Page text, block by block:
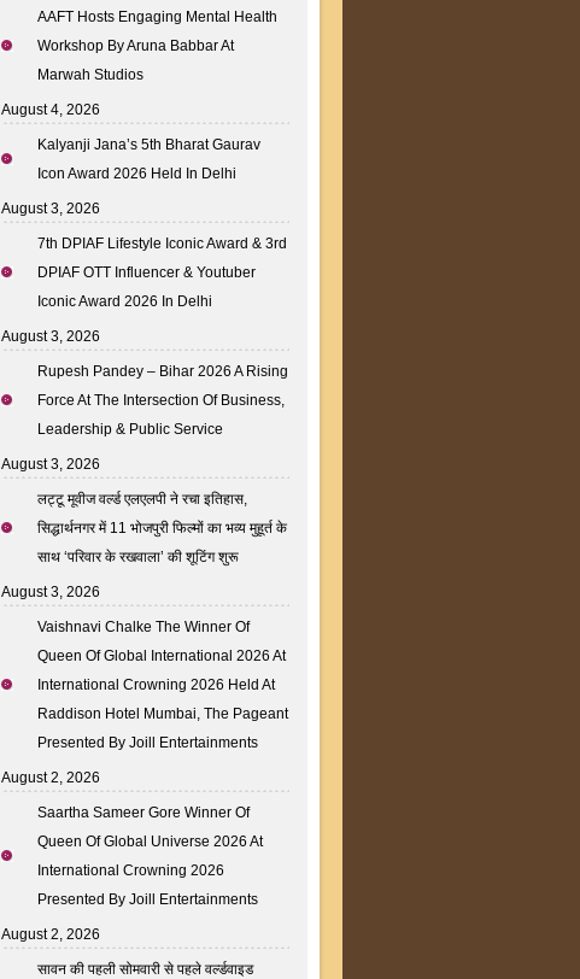
AAFT Hosts Engaging Mental Health
Workshop By Aruna Babbar At
Marwah Studios
August 4, 2026
Kalyanji Jana’s 5th Bharat Gaurav
Icon Award 2026 Held In Delhi
August 3, 2026
7th DPIAF Lifestyle Iconic Award & 3rd
DPIAF OTT Influencer & Youtuber
Iconic Award 2026 In Delhi
August 3, 2026
Rupesh Pandey – Bihar 2026 A Rising
Force At The Intersection Of Business,
Leadership & Public Service
August 3, 2026
लट्टू मूवीज वर्ल्ड एलएलपी ने रचा इतिहास,
सिद्धार्थनगर में 11 भोजपुरी फिल्मों का भव्य मुहूर्त के
साथ ‘परिवार के रखवाला’ की शूटिंग शुरू
August 3, 2026
Vaishnavi Chalke The Winner Of
Queen Of Global International 2026 At
International Crowning 2026 Held At
Raddison Hotel Mumbai, The Pageant
Presented By Joill Entertainments
August 2, 2026
Saartha Sameer Gore Winner Of
Queen Of Global Universe 2026 At
International Crowning 2026
Presented By Joill Entertainments
August 2, 2026
सावन की पहली सोमवारी से पहले वर्ल्डवाइड